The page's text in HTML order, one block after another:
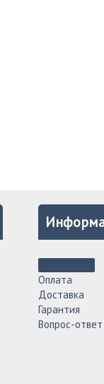
Оплата
Доставка
Гарантия
Вопрос-ответ